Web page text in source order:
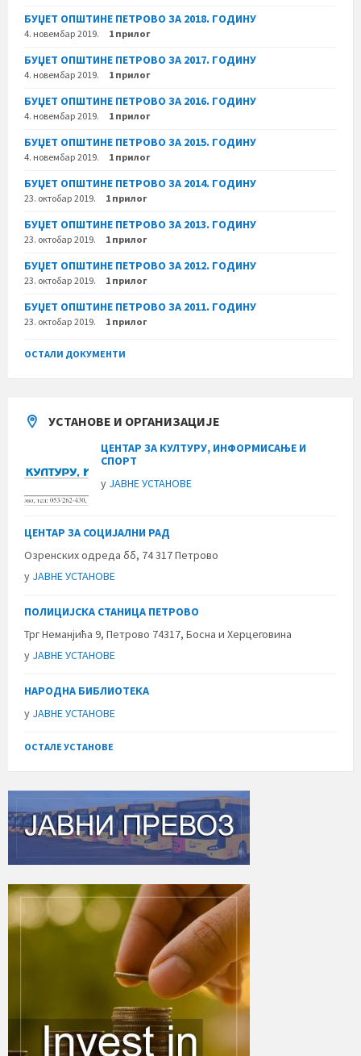
БУЏЕТ ОПШТИНЕ ПЕТРОВО ЗА 2018. ГОДИНУ
4. новембар 2019. 1 прилог
БУЏЕТ ОПШТИНЕ ПЕТРОВО ЗА 2017. ГОДИНУ
4. новембар 2019. 1 прилог
БУЏЕТ ОПШТИНЕ ПЕТРОВО ЗА 2016. ГОДИНУ
4. новембар 2019. 1 прилог
БУЏЕТ ОПШТИНЕ ПЕТРОВО ЗА 2015. ГОДИНУ
4. новембар 2019. 1 прилог
БУЏЕТ ОПШТИНЕ ПЕТРОВО ЗА 2014. ГОДИНУ
23. октобар 2019. 1 прилог
БУЏЕТ ОПШТИНЕ ПЕТРОВО ЗА 2013. ГОДИНУ
23. октобар 2019. 1 прилог
БУЏЕТ ОПШТИНЕ ПЕТРОВО ЗА 2012. ГОДИНУ
23. октобар 2019. 1 прилог
БУЏЕТ ОПШТИНЕ ПЕТРОВО ЗА 2011. ГОДИНУ
23. октобар 2019. 1 прилог
ОСТАЛИ ДОКУМЕНТИ
УСТАНОВЕ И ОРГАНИЗАЦИЈЕ
ЦЕНТАР ЗА КУЛТУРУ, ИНФОРМИСАЊЕ И
СПОРТ
у ЈАВНЕ УСТАНОВЕ
ЦЕНТАР ЗА СОЦИЈАЛНИ РАД
Озренских одреда бб, 74 317 Петрово
у ЈАВНЕ УСТАНОВЕ
ПОЛИЦИЈСКА СТАНИЦА ПЕТРОВО
Трг Неманјића 9, Петрово 74317, Босна и Херцеговина
у ЈАВНЕ УСТАНОВЕ
НАРОДНА БИБЛИОТЕКА
у ЈАВНЕ УСТАНОВЕ
ОСТАЛЕ УСТАНОВЕ